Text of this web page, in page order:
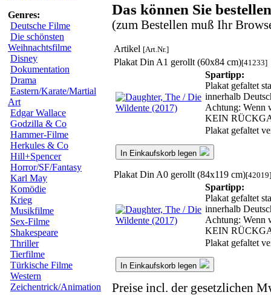
Genres:
Deutsche Filme
Die schönsten
Weihnachtsfilme
Disney
Dokumentation
Drama
Eastern/Karate/Martial
Art
Edgar Wallace
Godzilla & Co
Hammer-Filme
Herkules & Co
Hill+Spencer
Horror/SF/Fantasy
Karl May
Komödie
Krieg
Musikfilme
Sex-Filme
Shakespeare
Thriller
Tierfilme
Türkische Filme
Western
Zeichentrick/Animation
Das können Sie
(zum Bestellen muß Ihr
Artikel [Art.Nr.]
Plakat Din A1 gerollt (60x84 cm)[41233]
Spartipp:
Plakat gefaltet
innerhalb
Achtung: Wenn
KEIN
Plakat gefaltet
In Einkaufskorb legen
Plakat Din A0 gerollt (84x119 cm)[42019]
Spartipp:
Plakat gefaltet
innerhalb
Achtung: Wenn
KEIN
Plakat gefaltet
In Einkaufskorb legen
Preise incl. der gesetzlichen